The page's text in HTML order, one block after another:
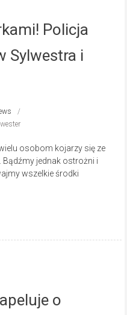
Policja
Sylwestra i
osobom kojarzy się ze
jednak ostrożni i
wszelkie środki
o